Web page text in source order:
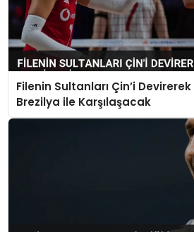
Filenin Sultanları Çin’i
Brezilya ile Karşılaşacak